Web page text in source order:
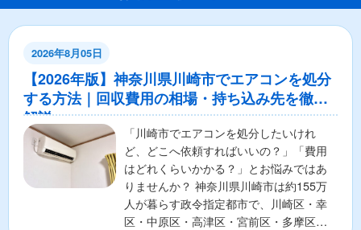
2026年8月05日
【2026年版】神奈川県川崎市でエアコンを処分
する方法｜回収費用の相場・持ち込み先を徹底
解説
「川崎市でエアコンを処分したいけれ
ど、どこへ依頼すればいいの？」「費用
はどれくらいかかる？」とお悩みではあ
りませんか？ 神奈川県川崎市は約155万
人が暮らす政令指定都市で、川崎区・幸
区・中原区・高津区・宮前区・多摩区・